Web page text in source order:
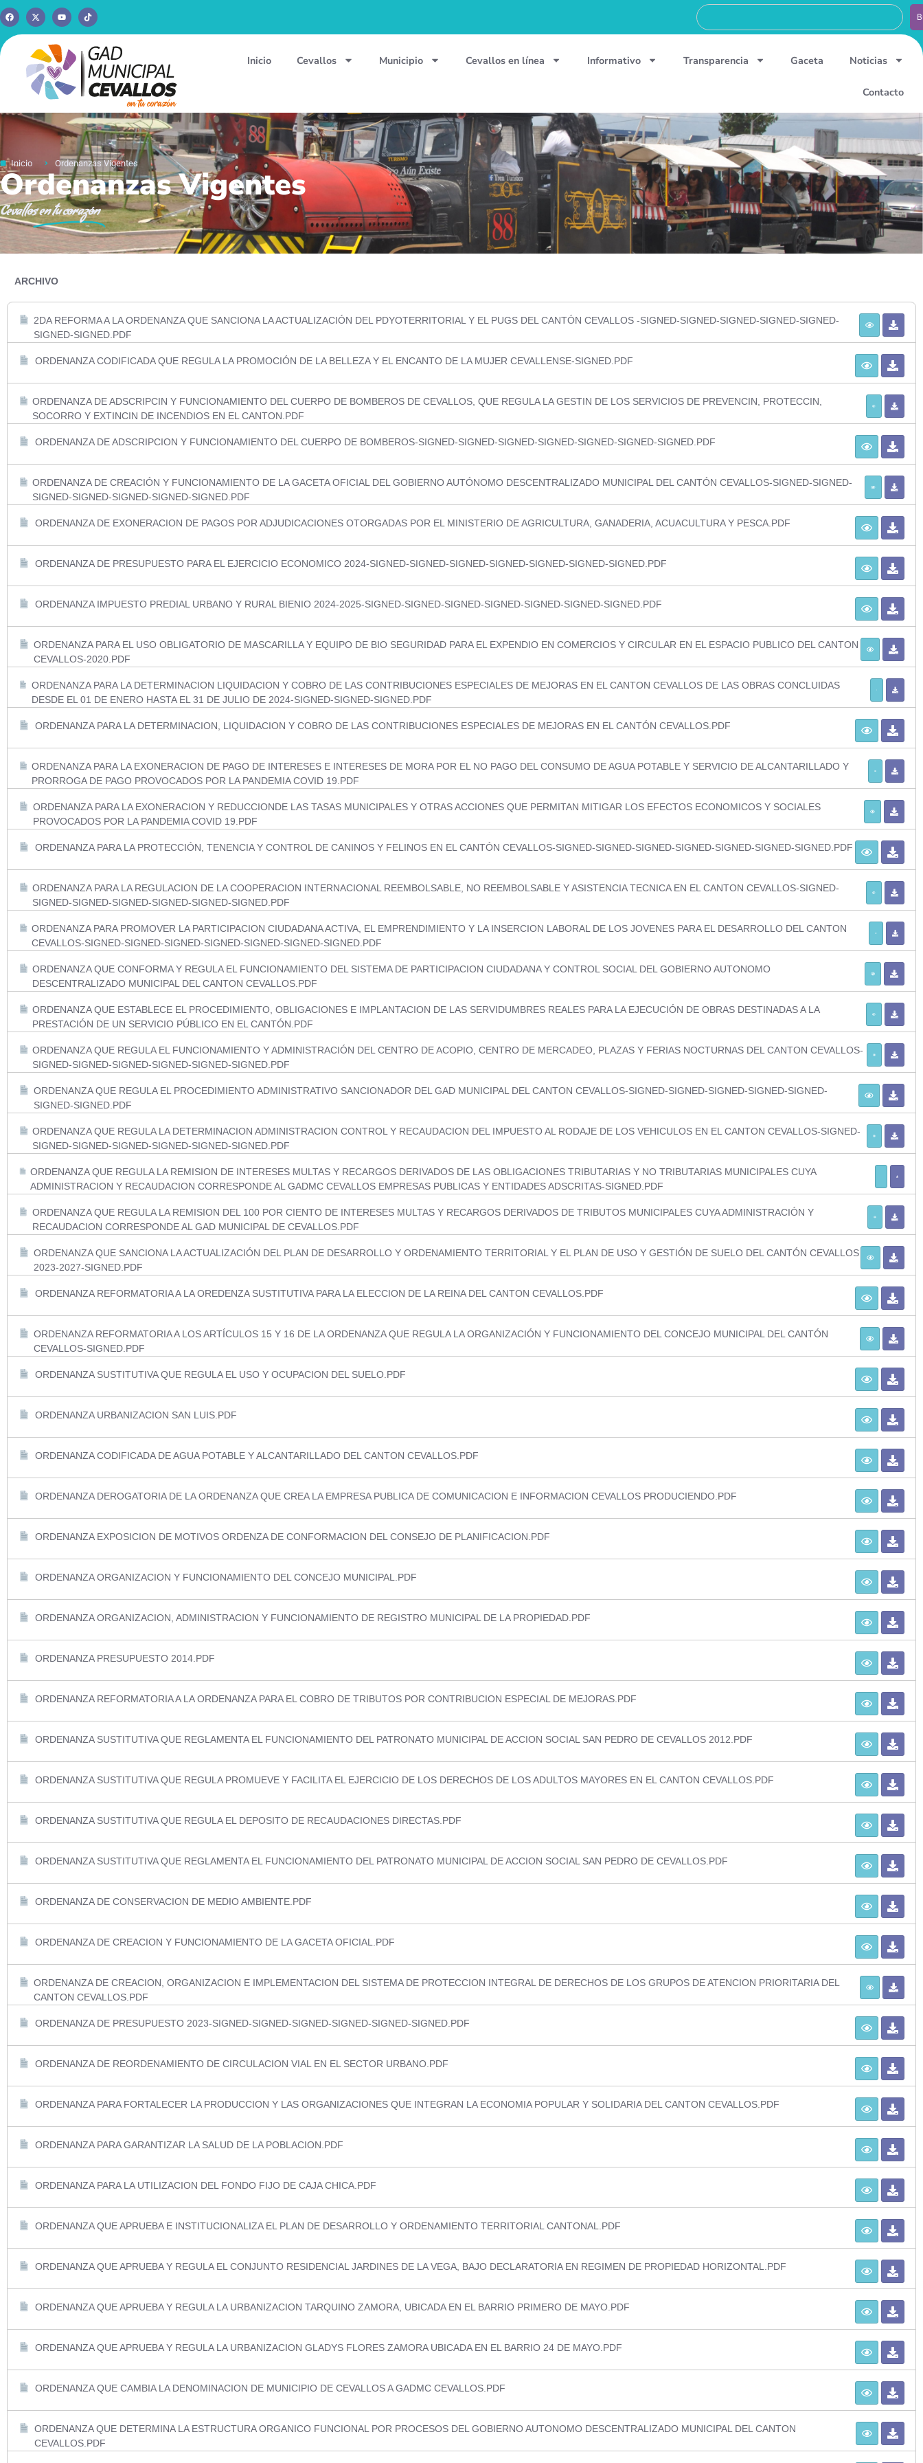
Inicio Cevallos Municipio Cevallos en línea Informativo Transparencia Gaceta Noticias
Contacto
Inicio Ordenanzas Vigentes
Ordenanzas Vigentes
Cevallosen tu corazón
ARCHIVO
2DA REFORMA A LA ORDENANZA QUE SANCIONA LA ACTUALIZACIÓN DEL PDYOTERRITORIAL Y EL PUGS DEL CANTÓN CEVALLOS -SIGNED-SIGNED-SIGNED-SIGNED-SIGNED-
SIGNED-SIGNED.PDF
ORDENANZA CODIFICADA QUE REGULA LA PROMOCIÓN DE LA BELLEZA Y EL ENCANTO DE LA MUJER CEVALLENSE-SIGNED.PDF
ORDENANZA DE ADSCRIPCIN Y FUNCIONAMIENTO DEL CUERPO DE BOMBEROS DE CEVALLOS, QUE REGULA LA GESTIN DE LOS SERVICIOS DE PREVENCIN, PROTECCIN,
SOCORRO Y EXTINCIN DE INCENDIOS EN EL CANTON.PDF
ORDENANZA DE ADSCRIPCION Y FUNCIONAMIENTO DEL CUERPO DE BOMBEROS-SIGNED-SIGNED-SIGNED-SIGNED-SIGNED-SIGNED-SIGNED.PDF
ORDENANZA DE CREACIÓN Y FUNCIONAMIENTO DE LA GACETA OFICIAL DEL GOBIERNO AUTÓNOMO DESCENTRALIZADO MUNICIPAL DEL CANTÓN CEVALLOS-SIGNED-SIGNED-
SIGNED-SIGNED-SIGNED-SIGNED-SIGNED.PDF
ORDENANZA DE EXONERACION DE PAGOS POR ADJUDICACIONES OTORGADAS POR EL MINISTERIO DE AGRICULTURA, GANADERIA, ACUACULTURA Y PESCA.PDF
ORDENANZA DE PRESUPUESTO PARA EL EJERCICIO ECONOMICO 2024-SIGNED-SIGNED-SIGNED-SIGNED-SIGNED-SIGNED-SIGNED.PDF
ORDENANZA IMPUESTO PREDIAL URBANO Y RURAL BIENIO 2024-2025-SIGNED-SIGNED-SIGNED-SIGNED-SIGNED-SIGNED-SIGNED.PDF
ORDENANZA PARA EL USO OBLIGATORIO DE MASCARILLA Y EQUIPO DE BIO SEGURIDAD PARA EL EXPENDIO EN COMERCIOS Y CIRCULAR EN EL ESPACIO PUBLICO DEL CANTON
CEVALLOS-2020.PDF
ORDENANZA PARA LA DETERMINACION LIQUIDACION Y COBRO DE LAS CONTRIBUCIONES ESPECIALES DE MEJORAS EN EL CANTON CEVALLOS DE LAS OBRAS CONCLUIDAS
DESDE EL 01 DE ENERO HASTA EL 31 DE JULIO DE 2024-SIGNED-SIGNED-SIGNED.PDF
ORDENANZA PARA LA DETERMINACION, LIQUIDACION Y COBRO DE LAS CONTRIBUCIONES ESPECIALES DE MEJORAS EN EL CANTÓN CEVALLOS.PDF
ORDENANZA PARA LA EXONERACION DE PAGO DE INTERESES E INTERESES DE MORA POR EL NO PAGO DEL CONSUMO DE AGUA POTABLE Y SERVICIO DE ALCANTARILLADO Y
PRORROGA DE PAGO PROVOCADOS POR LA PANDEMIA COVID 19.PDF
ORDENANZA PARA LA EXONERACION Y REDUCCIONDE LAS TASAS MUNICIPALES Y OTRAS ACCIONES QUE PERMITAN MITIGAR LOS EFECTOS ECONOMICOS Y SOCIALES
PROVOCADOS POR LA PANDEMIA COVID 19.PDF
ORDENANZA PARA LA PROTECCIÓN, TENENCIA Y CONTROL DE CANINOS Y FELINOS EN EL CANTÓN CEVALLOS-SIGNED-SIGNED-SIGNED-SIGNED-SIGNED-SIGNED-SIGNED.PDF
ORDENANZA PARA LA REGULACION DE LA COOPERACION INTERNACIONAL REEMBOLSABLE, NO REEMBOLSABLE Y ASISTENCIA TECNICA EN EL CANTON CEVALLOS-SIGNED-
SIGNED-SIGNED-SIGNED-SIGNED-SIGNED-SIGNED.PDF
ORDENANZA PARA PROMOVER LA PARTICIPACION CIUDADANA ACTIVA, EL EMPRENDIMIENTO Y LA INSERCION LABORAL DE LOS JOVENES PARA EL DESARROLLO DEL CANTON
CEVALLOS-SIGNED-SIGNED-SIGNED-SIGNED-SIGNED-SIGNED-SIGNED.PDF
ORDENANZA QUE CONFORMA Y REGULA EL FUNCIONAMIENTO DEL SISTEMA DE PARTICIPACION CIUDADANA Y CONTROL SOCIAL DEL GOBIERNO AUTONOMO
DESCENTRALIZADO MUNICIPAL DEL CANTON CEVALLOS.PDF
ORDENANZA QUE ESTABLECE EL PROCEDIMIENTO, OBLIGACIONES E IMPLANTACION DE LAS SERVIDUMBRES REALES PARA LA EJECUCIÓN DE OBRAS DESTINADAS A LA
PRESTACIÓN DE UN SERVICIO PÚBLICO EN EL CANTÓN.PDF
ORDENANZA QUE REGULA EL FUNCIONAMIENTO Y ADMINISTRACIÓN DEL CENTRO DE ACOPIO, CENTRO DE MERCADEO, PLAZAS Y FERIAS NOCTURNAS DEL CANTON CEVALLOS-
SIGNED-SIGNED-SIGNED-SIGNED-SIGNED-SIGNED.PDF
ORDENANZA QUE REGULA EL PROCEDIMIENTO ADMINISTRATIVO SANCIONADOR DEL GAD MUNICIPAL DEL CANTON CEVALLOS-SIGNED-SIGNED-SIGNED-SIGNED-SIGNED-
SIGNED-SIGNED.PDF
ORDENANZA QUE REGULA LA DETERMINACION ADMINISTRACION CONTROL Y RECAUDACION DEL IMPUESTO AL RODAJE DE LOS VEHICULOS EN EL CANTON CEVALLOS-SIGNED-
SIGNED-SIGNED-SIGNED-SIGNED-SIGNED-SIGNED.PDF
ORDENANZA QUE REGULA LA REMISION DE INTERESES MULTAS Y RECARGOS DERIVADOS DE LAS OBLIGACIONES TRIBUTARIAS Y NO TRIBUTARIAS MUNICIPALES CUYA
ADMINISTRACION Y RECAUDACION CORRESPONDE AL GADMC CEVALLOS EMPRESAS PUBLICAS Y ENTIDADES ADSCRITAS-SIGNED.PDF
ORDENANZA QUE REGULA LA REMISION DEL 100 POR CIENTO DE INTERESES MULTAS Y RECARGOS DERIVADOS DE TRIBUTOS MUNICIPALES CUYA ADMINISTRACIÓN Y
RECAUDACION CORRESPONDE AL GAD MUNICIPAL DE CEVALLOS.PDF
ORDENANZA QUE SANCIONA LA ACTUALIZACIÓN DEL PLAN DE DESARROLLO Y ORDENAMIENTO TERRITORIAL Y EL PLAN DE USO Y GESTIÓN DE SUELO DEL CANTÓN CEVALLOS
2023-2027-SIGNED.PDF
ORDENANZA REFORMATORIA A LA OREDENZA SUSTITUTIVA PARA LA ELECCION DE LA REINA DEL CANTON CEVALLOS.PDF
ORDENANZA REFORMATORIA A LOS ARTÍCULOS 15 Y 16 DE LA ORDENANZA QUE REGULA LA ORGANIZACIÓN Y FUNCIONAMIENTO DEL CONCEJO MUNICIPAL DEL CANTÓN
CEVALLOS-SIGNED.PDF
ORDENANZA SUSTITUTIVA QUE REGULA EL USO Y OCUPACION DEL SUELO.PDF
ORDENANZA URBANIZACION SAN LUIS.PDF
ORDENANZA CODIFICADA DE AGUA POTABLE Y ALCANTARILLADO DEL CANTON CEVALLOS.PDF
ORDENANZA DEROGATORIA DE LA ORDENANZA QUE CREA LA EMPRESA PUBLICA DE COMUNICACION E INFORMACION CEVALLOS PRODUCIENDO.PDF
ORDENANZA EXPOSICION DE MOTIVOS ORDENZA DE CONFORMACION DEL CONSEJO DE PLANIFICACION.PDF
ORDENANZA ORGANIZACION Y FUNCIONAMIENTO DEL CONCEJO MUNICIPAL.PDF
ORDENANZA ORGANIZACION, ADMINISTRACION Y FUNCIONAMIENTO DE REGISTRO MUNICIPAL DE LA PROPIEDAD.PDF
ORDENANZA PRESUPUESTO 2014.PDF
ORDENANZA REFORMATORIA A LA ORDENANZA PARA EL COBRO DE TRIBUTOS POR CONTRIBUCION ESPECIAL DE MEJORAS.PDF
ORDENANZA SUSTITUTIVA QUE REGLAMENTA EL FUNCIONAMIENTO DEL PATRONATO MUNICIPAL DE ACCION SOCIAL SAN PEDRO DE CEVALLOS 2012.PDF
ORDENANZA SUSTITUTIVA QUE REGULA PROMUEVE Y FACILITA EL EJERCICIO DE LOS DERECHOS DE LOS ADULTOS MAYORES EN EL CANTON CEVALLOS.PDF
ORDENANZA SUSTITUTIVA QUE REGULA EL DEPOSITO DE RECAUDACIONES DIRECTAS.PDF
ORDENANZA SUSTITUTIVA QUE REGLAMENTA EL FUNCIONAMIENTO DEL PATRONATO MUNICIPAL DE ACCION SOCIAL SAN PEDRO DE CEVALLOS.PDF
ORDENANZA DE CONSERVACION DE MEDIO AMBIENTE.PDF
ORDENANZA DE CREACION Y FUNCIONAMIENTO DE LA GACETA OFICIAL.PDF
ORDENANZA DE CREACION, ORGANIZACION E IMPLEMENTACION DEL SISTEMA DE PROTECCION INTEGRAL DE DERECHOS DE LOS GRUPOS DE ATENCION PRIORITARIA DEL
CANTON CEVALLOS.PDF
ORDENANZA DE PRESUPUESTO 2023-SIGNED-SIGNED-SIGNED-SIGNED-SIGNED-SIGNED.PDF
ORDENANZA DE REORDENAMIENTO DE CIRCULACION VIAL EN EL SECTOR URBANO.PDF
ORDENANZA PARA FORTALECER LA PRODUCCION Y LAS ORGANIZACIONES QUE INTEGRAN LA ECONOMIA POPULAR Y SOLIDARIA DEL CANTON CEVALLOS.PDF
ORDENANZA PARA GARANTIZAR LA SALUD DE LA POBLACION.PDF
ORDENANZA PARA LA UTILIZACION DEL FONDO FIJO DE CAJA CHICA.PDF
ORDENANZA QUE APRUEBA E INSTITUCIONALIZA EL PLAN DE DESARROLLO Y ORDENAMIENTO TERRITORIAL CANTONAL.PDF
ORDENANZA QUE APRUEBA Y REGULA EL CONJUNTO RESIDENCIAL JARDINES DE LA VEGA, BAJO DECLARATORIA EN REGIMEN DE PROPIEDAD HORIZONTAL.PDF
ORDENANZA QUE APRUEBA Y REGULA LA URBANIZACION TARQUINO ZAMORA, UBICADA EN EL BARRIO PRIMERO DE MAYO.PDF
ORDENANZA QUE APRUEBA Y REGULA LA URBANIZACION GLADYS FLORES ZAMORA UBICADA EN EL BARRIO 24 DE MAYO.PDF
ORDENANZA QUE CAMBIA LA DENOMINACION DE MUNICIPIO DE CEVALLOS A GADMC CEVALLOS.PDF
ORDENANZA QUE DETERMINA LA ESTRUCTURA ORGANICO FUNCIONAL POR PROCESOS DEL GOBIERNO AUTONOMO DESCENTRALIZADO MUNICIPAL DEL CANTON
CEVALLOS.PDF